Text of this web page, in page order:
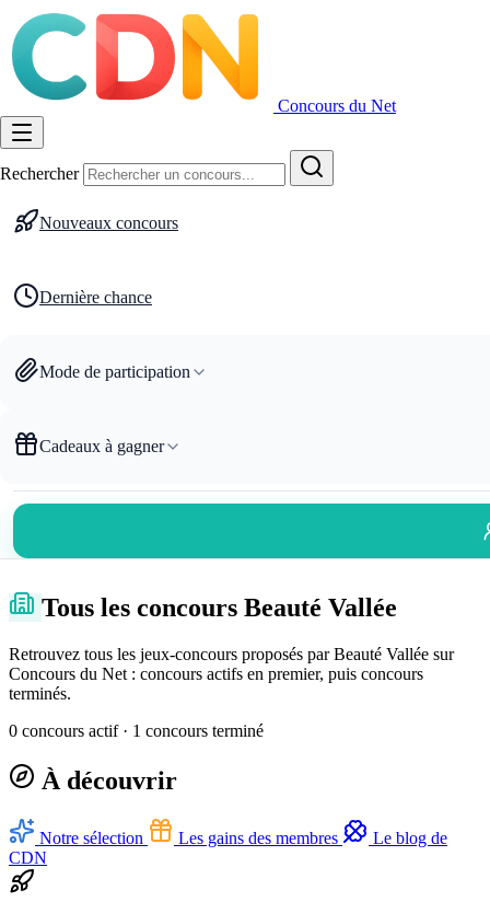
Concours du Net
Rechercher
Nouveaux concours
Dernière chance
Mode de participation
Cadeaux à gagner
Tous les concours Beauté Vallée
Retrouvez tous les jeux-concours proposés par Beauté Vallée sur
Concours du Net : concours actifs en premier, puis concours
terminés.
0 concours actif · 1 concours terminé
À découvrir
Notre sélection Les gains des membres
Le blog de
CDN